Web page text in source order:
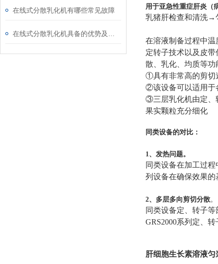
在线式分散乳化机有哪些常见故障 用于亚急性重症肝炎（
乳猪肝检查和清
在溶液制备过程中
定转子技术以及皮
散、乳化、均质等功
①具有非常高的剪切
②该设备可以适用于
③三层乳化机由定、
果实颗粒充分细化
同类设备的对比：
1、发热问题。
同类设备在加工过
列设备在确保效果
2、多层多向剪切分散。
同类设备定、转子
GRS2000系列定、
肝细胞生长素溶液